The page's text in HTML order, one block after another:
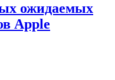
ожидаемых
Apple